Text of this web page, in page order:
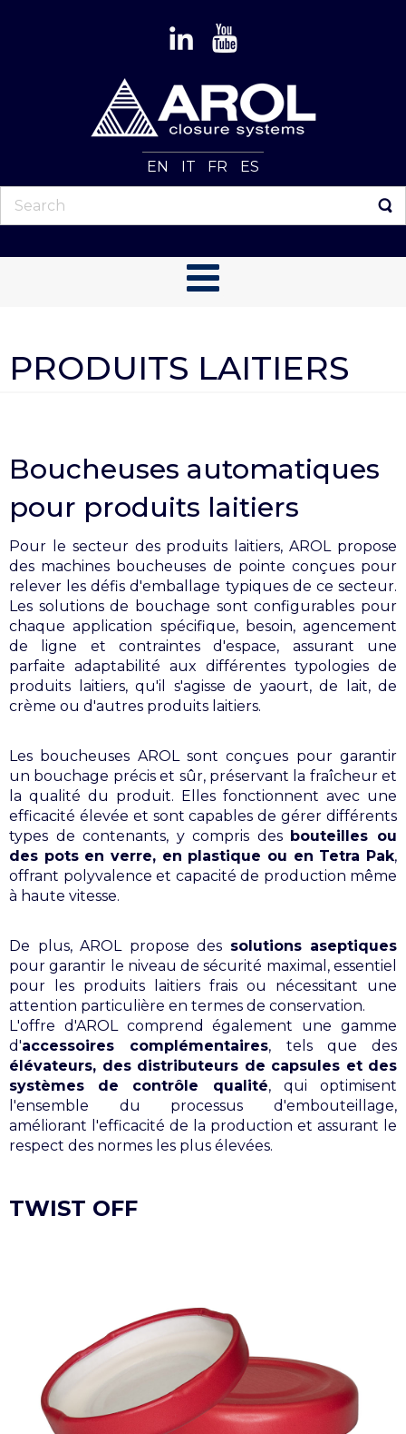
EN IT FR ES
PRODUITS LAITIERS
Boucheuses automatiques
pour produits laitiers
Pour le secteur des produits laitiers, AROL propose
des machines boucheuses de pointe conçues pour
relever les défis d'emballage typiques de ce secteur.
Les solutions de bouchage sont configurables pour
chaque application spécifique, besoin, agencement
de ligne et contraintes d'espace, assurant une
parfaite adaptabilité aux différentes typologies de
produits laitiers, qu'il s'agisse de yaourt, de lait, de
crème ou d'autres produits laitiers.
Les boucheuses AROL sont conçues pour garantir
un bouchage précis et sûr, préservant la fraîcheur et
la qualité du produit. Elles fonctionnent avec une
efficacité élevée et sont capables de gérer différents
types de contenants, y compris des bouteilles ou
des pots en verre, en plastique ou en Tetra Pak,
offrant polyvalence et capacité de production même
à haute vitesse.
De plus, AROL propose des solutions aseptiques
pour garantir le niveau de sécurité maximal, essentiel
pour les produits laitiers frais ou nécessitant une
attention particulière en termes de conservation.
L'offre d'AROL comprend également une gamme
d'accessoires complémentaires, tels que des
élévateurs, des distributeurs de capsules et des
systèmes de contrôle qualité, qui optimisent
l'ensemble du processus d'embouteillage,
améliorant l'efficacité de la production et assurant le
respect des normes les plus élevées.
TWIST OFF